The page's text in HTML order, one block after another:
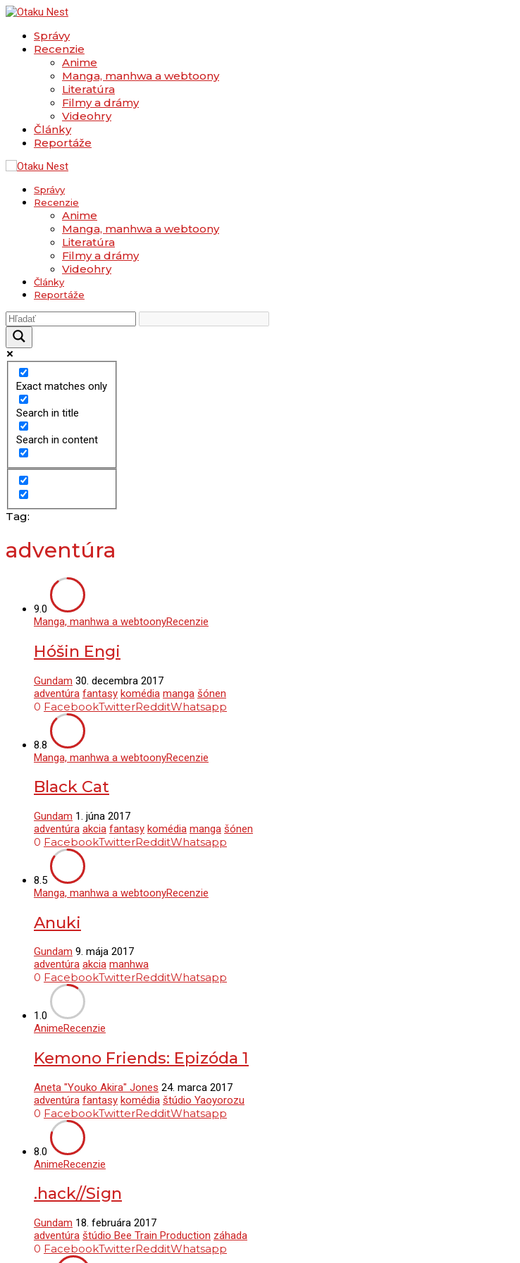
Správy
Recenzie
Anime
Manga, manhwa a webtoony
Literatúra
Filmy a drámy
Videohry
Články
Reportáže
Správy
Recenzie
Anime
Manga, manhwa a webtoony
Literatúra
Filmy a drámy
Videohry
Články
Reportáže
Exact matches only
Search in title
Search in content
Tag:
adventúra
9.0
Manga, manhwa a webtoonyRecenzie
Hóšin Engi
Gundam 30. decembra 2017
adventúra fantasy komédia manga šónen
0 FacebookTwitterRedditWhatsapp
8.8
Manga, manhwa a webtoonyRecenzie
Black Cat
Gundam 1. júna 2017
adventúra akcia fantasy komédia manga šónen
0 FacebookTwitterRedditWhatsapp
8.5
Manga, manhwa a webtoonyRecenzie
Anuki
Gundam 9. mája 2017
adventúra akcia manhwa
0 FacebookTwitterRedditWhatsapp
1.0
AnimeRecenzie
Kemono Friends: Epizóda 1
Aneta "Youko Akira" Jones 24. marca 2017
adventúra fantasy komédia štúdio Yaoyorozu
0 FacebookTwitterRedditWhatsapp
8.0
AnimeRecenzie
.hack//Sign
Gundam 18. februára 2017
adventúra štúdio Bee Train Production záhada
0 FacebookTwitterRedditWhatsapp